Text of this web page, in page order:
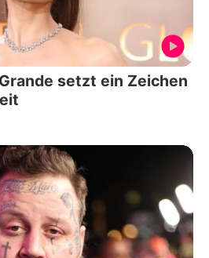
setzt ein Zeichen